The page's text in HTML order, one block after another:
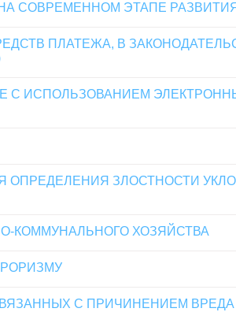
СОВРЕМЕННОМ ЭТАПЕ РАЗВИТИЯ
ПЛАТЕЖА, В
С ИСПОЛЬЗОВАНИЕМ
ОПРЕДЕЛЕНИЯ ЗЛОСТНОСТИ
КОММУНАЛЬНОГО ХОЗЯЙСТВА
С ПРИЧИНЕНИЕМ